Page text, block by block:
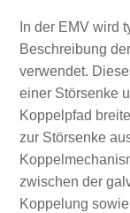
In der EMV wird
Beschreibung
verwendet.
einer Störsenke
Koppelpfad
zur Störsenke
zwischen der
Koppelung